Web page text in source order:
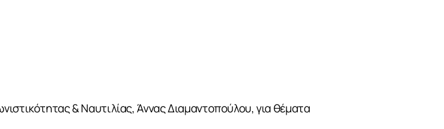
& Ναυτιλίας, Άννας Διαμαντοπούλου, για θέματα